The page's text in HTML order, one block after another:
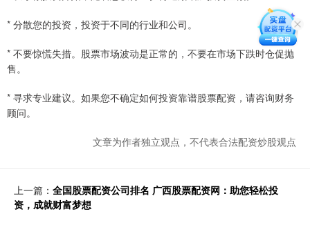
* 分散您的投资，投资于不同的行业和公司。
* 不要惊慌失措。股票市场波动是正常的，不要在市场下跌时仓促抛
售。
* 寻求专业建议。如果您不确定如何投资靠谱股票配资，请咨询财务
顾问。
文章为作者独立观点，不代表合法配资炒股观点
上一篇： 全国股票配资公司排名 广西股票配资网：助您轻松投
资，成就财富梦想